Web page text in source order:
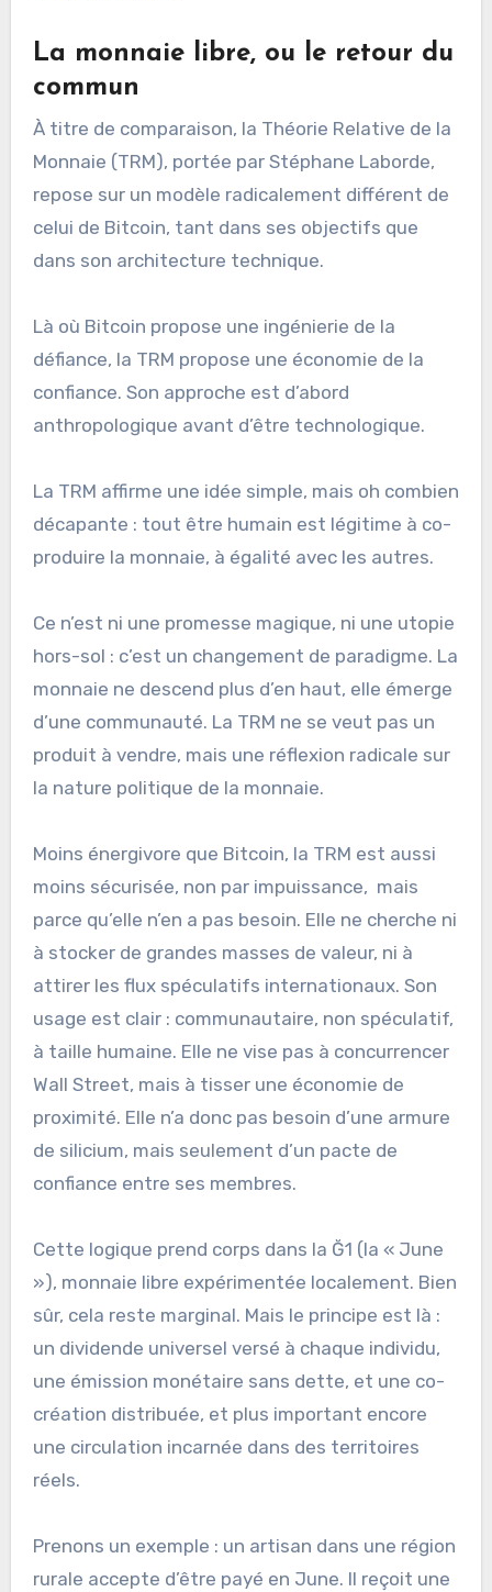
La monnaie libre, ou le retour du
commun
À titre de comparaison, la Théorie Relative de la
Monnaie (TRM), portée par Stéphane Laborde,
repose sur un modèle radicalement différent de
celui de Bitcoin, tant dans ses objectifs que
dans son architecture technique.
Là où Bitcoin propose une ingénierie de la
défiance, la TRM propose une économie de la
confiance. Son approche est d’abord
anthropologique avant d’être technologique.
La TRM affirme une idée simple, mais oh combien
décapante : tout être humain est légitime à co-
produire la monnaie, à égalité avec les autres.
Ce n’est ni une promesse magique, ni une utopie
hors-sol : c’est un changement de paradigme. La
monnaie ne descend plus d’en haut, elle émerge
d’une communauté. La TRM ne se veut pas un
produit à vendre, mais une réflexion radicale sur
la nature politique de la monnaie.
Moins énergivore que Bitcoin, la TRM est aussi
moins sécurisée, non par impuissance, mais
parce qu’elle n’en a pas besoin. Elle ne cherche ni
à stocker de grandes masses de valeur, ni à
attirer les flux spéculatifs internationaux. Son
usage est clair : communautaire, non spéculatif,
à taille humaine. Elle ne vise pas à concurrencer
Wall Street, mais à tisser une économie de
proximité. Elle n’a donc pas besoin d’une armure
de silicium, mais seulement d’un pacte de
confiance entre ses membres.
Cette logique prend corps dans la Ğ1 (la « June
»), monnaie libre expérimentée localement. Bien
sûr, cela reste marginal. Mais le principe est là :
un dividende universel versé à chaque individu,
une émission monétaire sans dette, et une co-
création distribuée, et plus important encore
une circulation incarnée dans des territoires
réels.
Prenons un exemple : un artisan dans une région
rurale accepte d’être payé en June. Il reçoit une